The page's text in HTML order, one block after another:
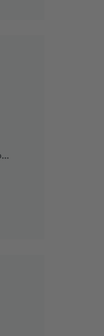
H269QGK - EndoGuard